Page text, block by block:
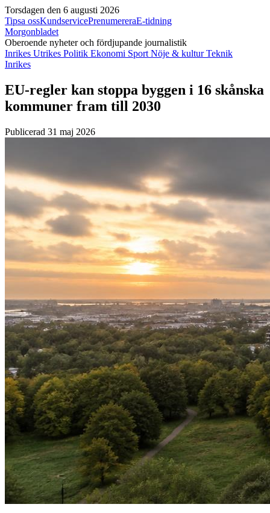
Torsdagen den 6 augusti 2026
Tipsa ossKundservicePrenumereraE-tidning
Morgonbladet
Oberoende nyheter och fördjupande journalistik
Inrikes Utrikes Politik Ekonomi Sport Nöje & kulturTeknik
Inrikes
EU-regler kan stoppa byggen i 16 skånska
kommuner fram till 2030
Publicerad 31 maj 2026